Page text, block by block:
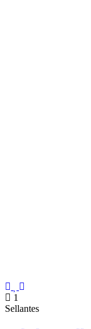
1
Sellantes